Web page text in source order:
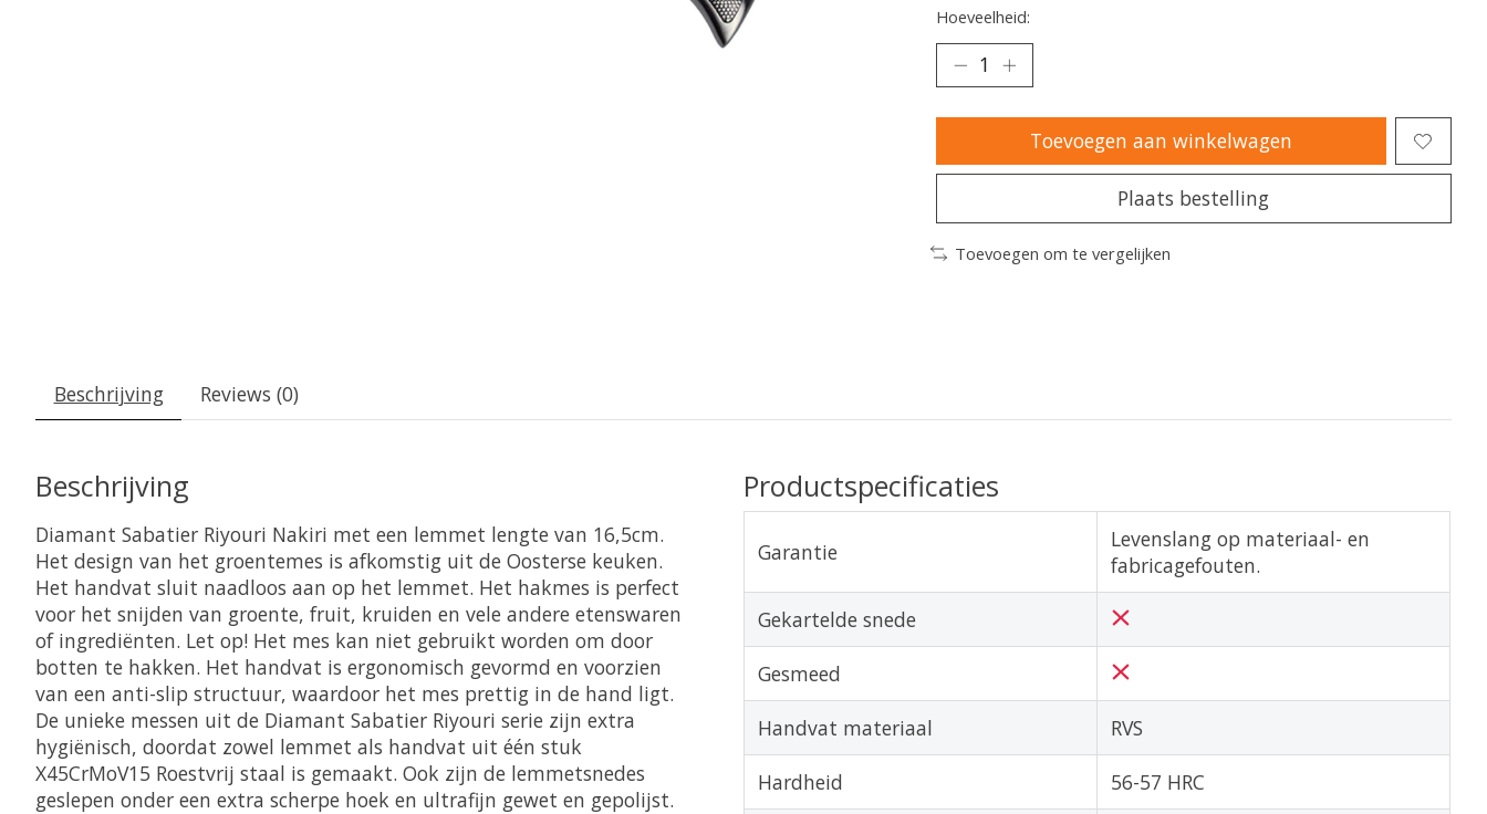
Hoeveelheid:
Toevoegen aan winkelwagen
Plaats bestelling
Toevoegen om te vergelijken
Beschrijving Reviews (0)
Beschrijving
Diamant Sabatier Riyouri Nakiri met een lemmet lengte van 16,5cm.
Het design van het groentemes is afkomstig uit de Oosterse keuken.
Het handvat sluit naadloos aan op het lemmet. Het hakmes is perfect
voor het snijden van groente, fruit, kruiden en vele andere etenswaren
of ingrediënten. Let op! Het mes kan niet gebruikt worden om door
botten te hakken. Het handvat is ergonomisch gevormd en voorzien
van een anti-slip structuur, waardoor het mes prettig in de hand ligt.
De unieke messen uit de Diamant Sabatier Riyouri serie zijn extra
hygiënisch, doordat zowel lemmet als handvat uit één stuk
X45CrMoV15 Roestvrij staal is gemaakt. Ook zijn de lemmetsnedes
geslepen onder een extra scherpe hoek en ultrafijn gewet en gepolijst.
Productspecificaties
Garantie
Levenslang op materiaal- en
fabricagefouten.
Gekartelde snede
Gesmeed
Handvat materiaal RVS
Hardheid 56-57 HRC